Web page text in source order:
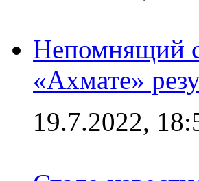
Непомнящий
«Ахмате»
19.7.2022,